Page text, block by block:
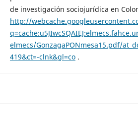
de investigación sociojurídica en
http://
elmecs/GonzagaPONmesa15.pdf/
419&ct=-clnk&gl=co.